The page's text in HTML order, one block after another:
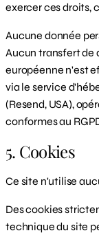
exercer ces droits,
Aucune donnée
Aucun transfert de
européenne n'est
via le service
(Resend, USA),
conformes au
5. Cookies
Ce site n'utilise
Des cookies
technique du site